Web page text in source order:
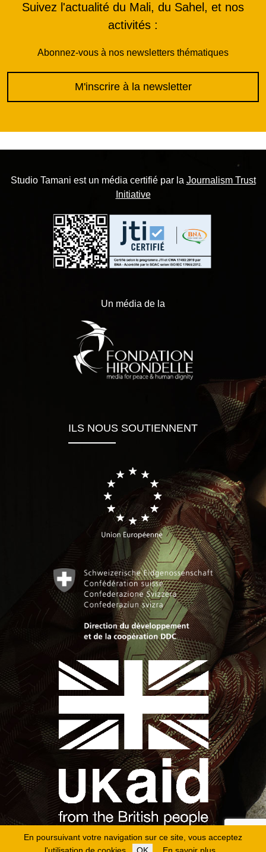
En poursuivant votre navigation sur ce site, vous acceptez
Suivez l'actualité du Mali, du Sahel, et nos
activités :
Abonnez-vous à nos newsletters thématiques
M'inscrire à la newsletter
Studio Tamani est un média certifié par la Journalism Trust
Initiative
Un média de la
ILS NOUS SOUTIENNENT